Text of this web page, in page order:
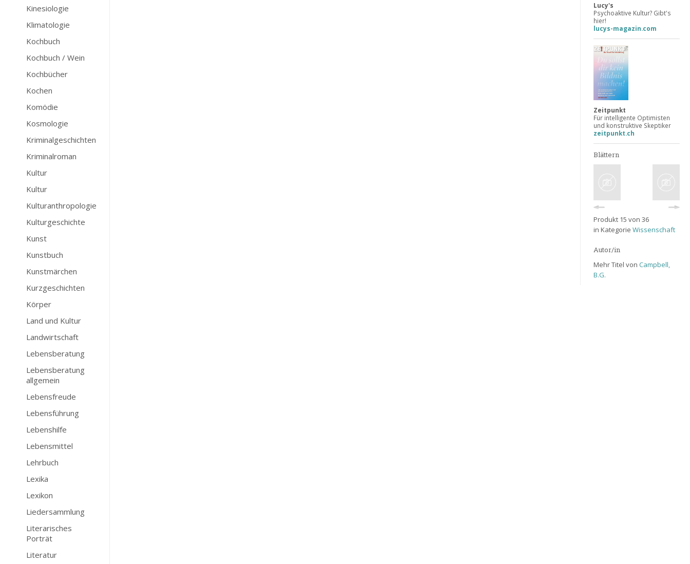
Kinesiologie
Klimatologie
Kochbuch
Kochbuch / Wein
Kochbücher
Kochen
Komödie
Kosmologie
Kriminalgeschichten
Kriminalroman
Kultur
Kultur
Kulturanthropologie
Kulturgeschichte
Kunst
Kunstbuch
Kunstmärchen
Kurzgeschichten
Körper
Land und Kultur
Landwirtschaft
Lebensberatung
Lebensberatung
allgemein
Lebensfreude
Lebensführung
Lebenshilfe
Lebensmittel
Lehrbuch
Lexika
Lexikon
Liedersammlung
Literarisches
Porträt
Literatur
Lucy's
Psychoaktive Kultur? Gibt's
hier!
lucys-magazin.com
Zeitpunkt
Für intelligente Optimisten
und konstruktive Skeptiker
zeitpunkt.ch
Blättern
Produkt 15 von 36
in Kategorie Wissenschaft
Autor/in
Mehr Titel von Campbell,
B.G.